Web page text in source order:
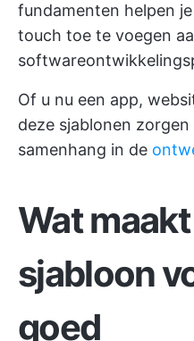
fundamenten helpen
touch toe te voegen
Of u nu een app,
deze sjablonen
samenhang in de
Wat
sjabloon
goed